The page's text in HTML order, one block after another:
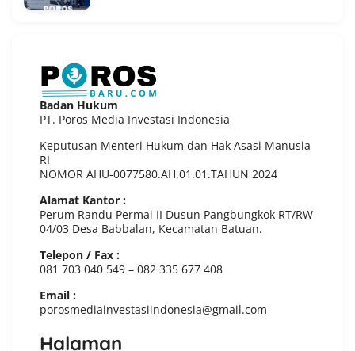
Badan Hukum
PT. Poros Media Investasi Indonesia
Keputusan Menteri Hukum dan Hak Asasi Manusia
RI
NOMOR AHU-0077580.AH.01.01.TAHUN 2024
Alamat Kantor :
Perum Randu Permai II Dusun Pangbungkok RT/RW
04/03 Desa Babbalan, Kecamatan Batuan.
Telepon / Fax :
081 703 040 549 – 082 335 677 408
Email :
porosmediainvestasiindonesia@gmail.com
Halaman